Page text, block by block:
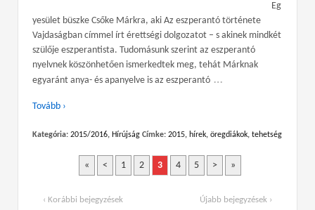
Eg
yesület büszke Csőke Márkra, aki Az eszperantó története
Vajdaságban címmel írt érettségi dolgozatot – s akinek mindkét
szülője eszperantista. Tudomásunk szerint az eszperantó
nyelvnek köszönhetően ismerkedtek meg, tehát Márknak
egyaránt anya- és apanyelve is az eszperantó …
Tovább ›
Kategória: 2015/2016, Hírújság Címke: 2015, hírek, öregdiákok, tehetség
« < 1 2 3 4 5 > »
‹ Korábbi bejegyzések Újabb bejegyzések ›